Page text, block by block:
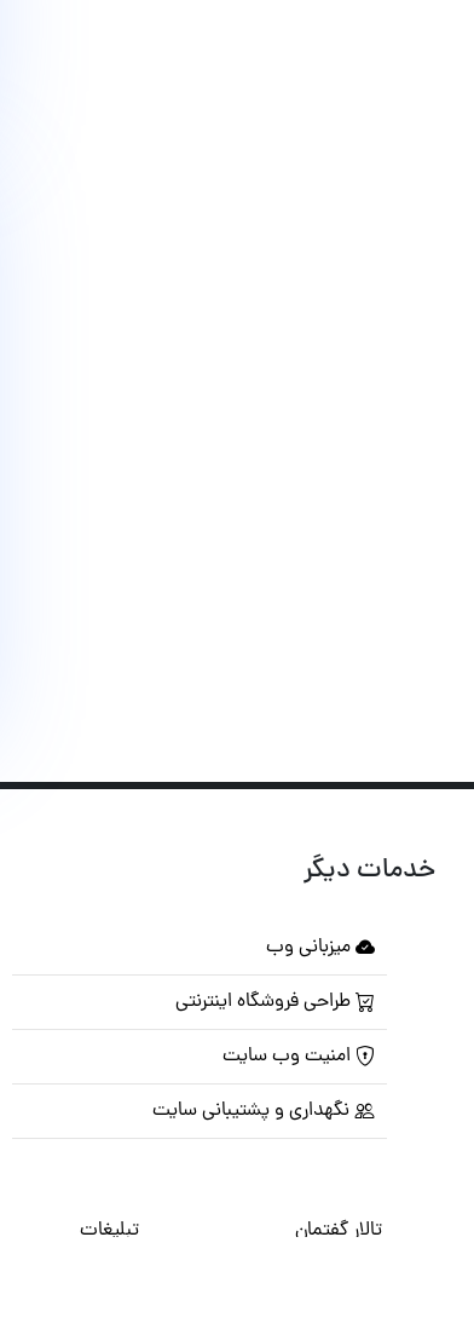
خدمات دیگر
میزبانی وب
طراحی فروشگاه اینترنتی
امنیت وب سایت
نگهداری و پشتیبانی سایت
تالار گفتمان تبلیغات